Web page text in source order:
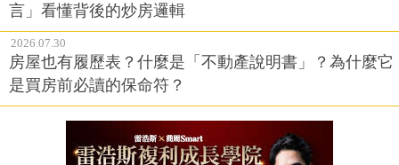
言」看懂背後的炒房邏輯
2026.07.30
房屋也有履歷表？什麼是「不動產說明書」？為什麼它
是買房前必讀的保命符？